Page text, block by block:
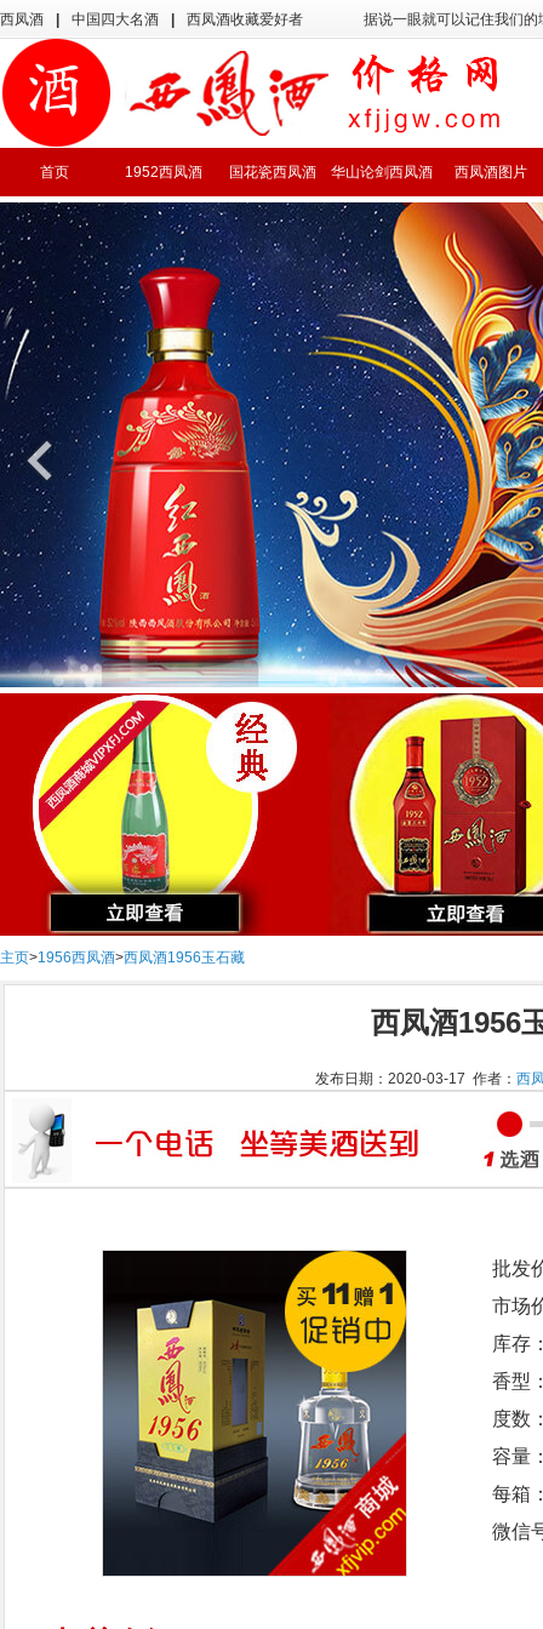
西凤酒 中国四大名酒 西凤酒收藏爱好者 据说一眼就可以记住我们
首页 1952西凤酒 国花瓷西凤酒 华山论剑西凤酒 西凤酒图片
主页>1956西凤酒>西凤酒1956玉石藏
西凤酒1956
发布日期：2020-03-17 作者： 西
批发
市场
库存
香型
度数
容量
每箱
微信